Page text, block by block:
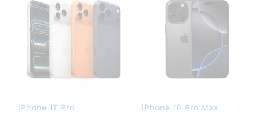
iPhone 17 Pro iPhone 16 Pro Max